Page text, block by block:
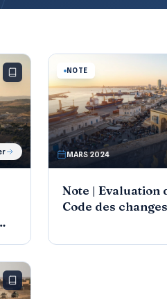
NOTE
MARS 2024
Note | Evaluation
Code des changes